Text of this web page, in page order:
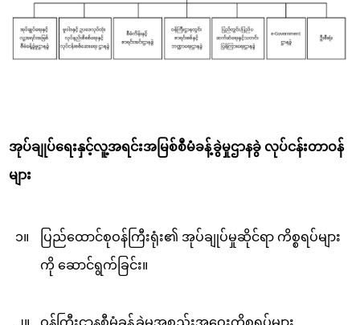
အုပ်ချုပ်ရေးနှင့်လူ့အရင်းအမြစ်စီမံခန့်ခွဲမှုဌာနခွဲ လုပ်ငန်းတာဝန်
များ
၁။ ပြည်ထောင်စုဝန်ကြီးရုံး၏ အုပ်ချုပ်မှုဆိုင်ရာ ကိစ္စရပ်များ
ကို ဆောင်ရွက်ခြင်း။
၂။ ဝန်ကြီးဌာနစီမံခန့်ခွဲမှုအစည်းအဝေးကိစ္စရပ်များ